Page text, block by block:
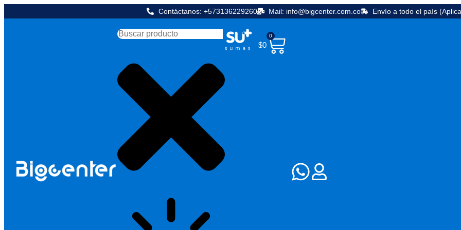
Contáctanos: +573136229260 Mail: info@bigcenter.com.co Envío a todo el país
$0
0